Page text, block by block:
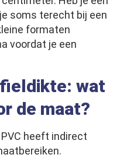
soms terecht bij een
formaten
voordat je een
wat
de maat?
heeft indirect